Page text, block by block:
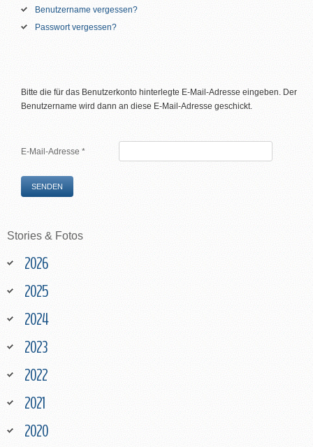
Benutzername vergessen?
Passwort vergessen?
Bitte die für das Benutzerkonto hinterlegte E-Mail-Adresse eingeben. Der
Benutzername wird dann an diese E-Mail-Adresse geschickt.
E-Mail-Adresse *
SENDEN
Stories & Fotos
2026
2025
2024
2023
2022
2021
2020